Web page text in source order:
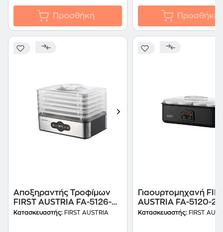
Προσθήκη Προσθήκη
Αποξηραντής Τροφίμων
FIRST AUSTRIA FA-5126-6
1000 W Ασημί
Κατασκευαστής: FIRST AUSTRIA
Γιαουρτομηχανή
AUSTRIA FA-5120-2-
L 25 W Μαύρο
Κατασκευαστής: FIRST